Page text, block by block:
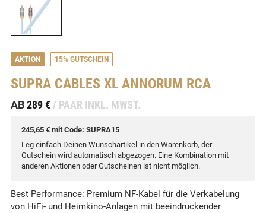
AKTION 15% GUTSCHEIN
SUPRA CABLES XL ANNORUM RCA
AB289 € / PAAR INKL. MWST.
245,65 € mit Code: SUPRA15
Leg einfach Deinen Wunschartikel in den Warenkorb, der
Gutschein wird automatisch abgezogen. Eine Kombination mit
anderen Aktionen oder Gutscheinen ist nicht möglich.
Best Performance: Premium NF-Kabel für die Verkabelung
von HiFi- und Heimkino-Anlagen mit beeindruckender